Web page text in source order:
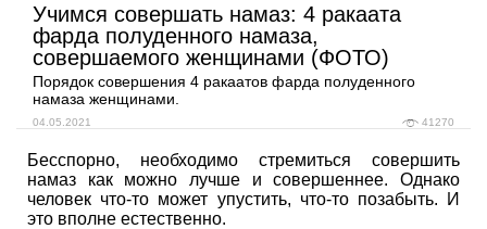
Учимся совершать намаз: 4 ракаата
фарда полуденного намаза,
совершаемого женщинами (ФОТО)
Порядок совершения 4 ракаатов фарда полуденного
намаза женщинами.
04.05.2021 41270
Бесспорно, необходимо стремиться совершить
намаз как можно лучше и совершеннее. Однако
человек что-то может упустить, что-то позабыть. И
это вполне естественно.